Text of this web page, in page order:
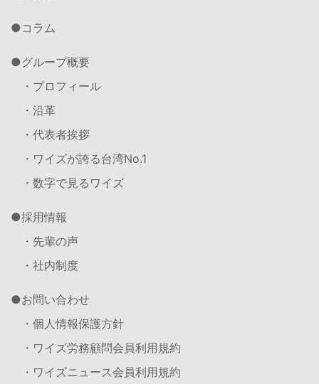
コラム
グループ概要
・プロフィール
・沿革
・代表者挨拶
・ワイズが誇る台湾No.1
・数字で見るワイズ
採用情報
・先輩の声
・社内制度
お問い合わせ
・個人情報保護方針
・ワイズ労務顧問会員利用規約
・ワイズニュース会員利用規約